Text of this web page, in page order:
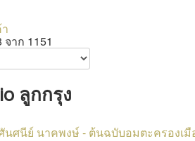
าก 1151
ลูกกรุง
นศนีย์ นาคพงษ์ - ต้นฉบับอมตะครองเ